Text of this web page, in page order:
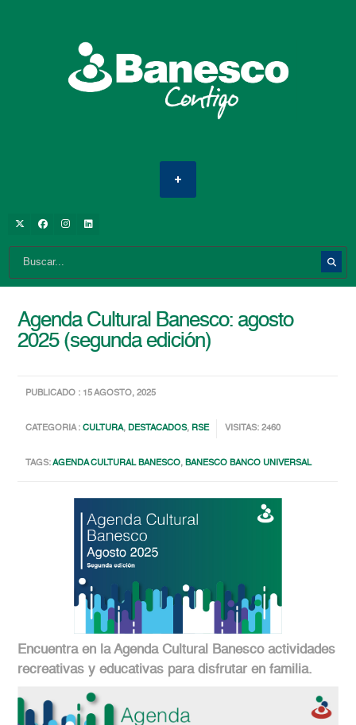
Agenda Cultural Banesco: agosto
2025 (segunda edición)
PUBLICADO : 15 AGOSTO, 2025
CATEGORIA :CULTURA,DESTACADOS, RSE VISITAS: 2460
TAGS:AGENDA CULTURAL BANESCO,BANESCO BANCO UNIVERSAL
Encuentra en la Agenda Cultural Banesco actividades
recreativas y educativas para disfrutar en familia.